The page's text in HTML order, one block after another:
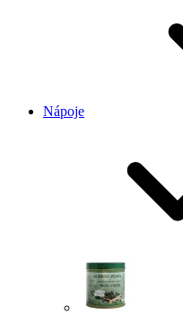
Nápoje